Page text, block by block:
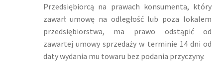
Przedsiębiorcą na prawach konsumenta, który
zawarł umowę na odległość lub poza lokalem
przedsiębiorstwa, ma prawo odstąpić od
zawartej umowy sprzedaży w terminie 14 dni od
daty wydania mu towaru bez podania przyczyny.